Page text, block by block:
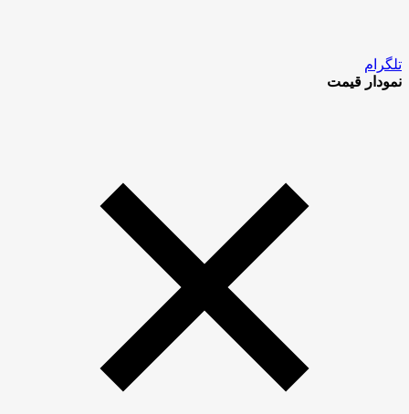
تلگرام
نمودار قیمت